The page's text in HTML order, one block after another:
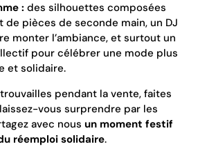
: des silhouettes composées
de pièces de seconde main, un DJ
monter l’ambiance, et surtout un
pour célébrer une mode plus
et solidaire.
pendant la vente, faites
vous surprendre par les
avec nous un moment festif
réemploi solidaire.